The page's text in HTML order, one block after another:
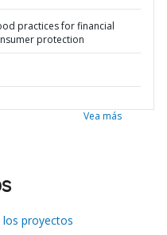
practices for financial
protection
Vea más
proyectos